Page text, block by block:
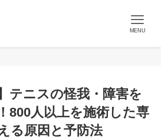
MENU
テニスの怪我・障害を
800人以上を施術した専
る原因と予防法